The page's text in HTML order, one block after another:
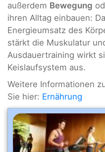
außerdem Bewegung
ihren Alltag einbauen:
Energieumsatz des
stärkt die Muskulatur
Ausdauertraining wirkt
Keislaufsystem aus.
Weitere Informationen
Sie hier: Ernährung